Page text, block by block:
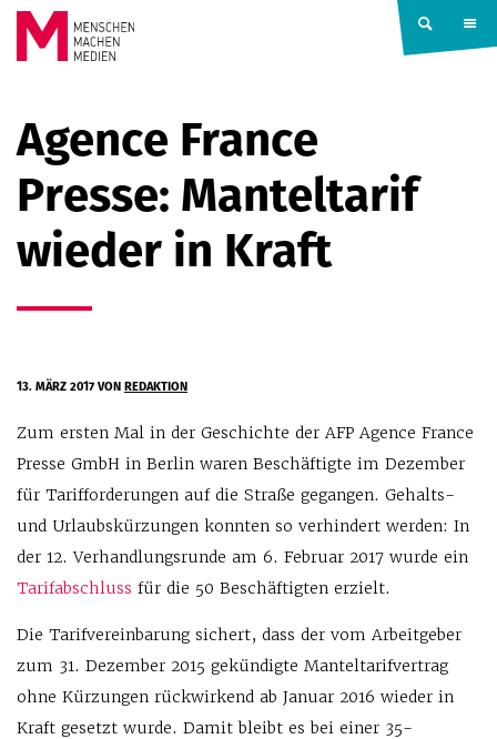
Springe zum Inhalt
MACHEN
MEDIEN
Agence France
Presse: Manteltarif
wieder in Kraft
13. MÄRZ 2017VONREDAKTION
Zum ersten Mal in der Geschichte der AFP Agence France
Presse GmbH in Berlin waren Beschäftigte im Dezember
für Tarifforderungen auf die Straße gegangen. Gehalts-
und Urlaubskürzungen konnten so verhindert werden: In
der 12. Verhandlungsrunde am 6. Februar 2017 wurde ein
Tarifabschluss für die 50 Beschäftigten erzielt.
Die Tarifvereinbarung sichert, dass der vom Arbeitgeber
zum 31. Dezember 2015 gekündigte Manteltarifvertrag
ohne Kürzungen rückwirkend ab Januar 2016 wieder in
Kraft gesetzt wurde. Damit bleibt es bei einer 35-